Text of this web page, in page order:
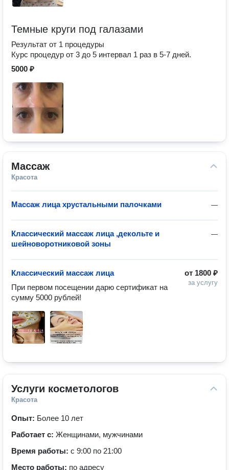
Темные круги под галазами
Результат от 1 процедуры
Курс процедур от 3 до 5 интервал 1 раз в 5-7 дней.
5000 ₽
Массаж
Красота
—
Массаж лица хрустальными палочками
—
Классический массаж лица ,декольте и
шейноворотниковой зоны
от 1800 ₽
за услугу
Классический массаж лица
При первом посещении дарю сертификат на
сумму 5000 рублей!
Услуги косметологов
Красота
Опыт: Более 10 лет
Работает с: Женщинами, мужчинами
Время работы: с 9:00 по 21:00
Место работы: по адресу